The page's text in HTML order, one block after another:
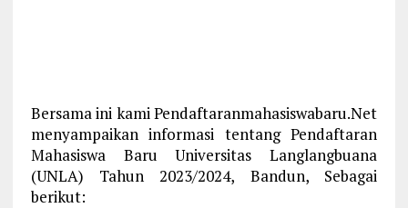
Bersama ini kami Pendaftaranmahasiswabaru.Net
menyampaikan informasi tentang Pendaftaran
Mahasiswa Baru Universitas Langlangbuana
(UNLA) Tahun 2023/2024, Bandun, Sebagai
berikut: